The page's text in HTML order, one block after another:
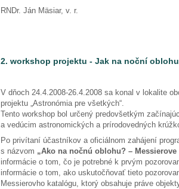
RNDr. Ján Mäsiar, v. r.
2. workshop projektu - Jak na noční oblohu
V dňoch 24.4.2008-26.4.2008 sa konal v lokalite
projektu „Astronómia pre všetkých“.
Tento workshop bol určený predovšetkým
a vedúcim astronomických a prírodovedných
Po privítaní účastníkov a oficiálnom zahájení
s názvom „Ako na nočnú oblohu? – Messierove
informácie o tom, čo je potrebné k prvým
informácie o tom, ako uskutočňovať tieto
Messierovho katalógu, ktorý obsahuje práve